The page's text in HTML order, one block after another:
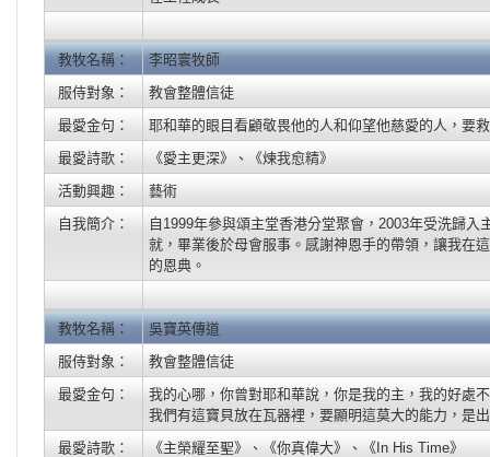
教牧名稱：
李昭寰牧師
服侍對象：
教會整體信徒
最愛金句：
耶和華的眼目看顧敬畏他的人和仰望他慈愛的人，要
最愛詩歌：
《愛主更深》、《煉我愈精》
活動興趣：
藝術
自我簡介：
自1999年參與頌主堂香港分堂聚會，2003年受洗歸
就，畢業後於母會服事。感謝神恩手的帶領，讓我在
的恩典。
教牧名稱：
吳寶英傳道
服侍對象：
教會整體信徒
最愛金句：
我的心哪，你曾對耶和華說，你是我的主，我的好處
我們有這寶貝放在瓦器裡，要顯明這莫大的能力，是
最愛詩歌：
《主榮耀至聖》、《你真偉大》、《In His Time》